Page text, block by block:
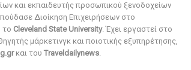
και εκπαιδευτής προσωπικού ξενοδοχείων
Διοίκηση Επιχειρήσεων στο
Cleveland State University. Έχει εργαστεί στο
μάρκετινγκ και ποιοτικής εξυπηρέτησης,
και του Traveldailynews.